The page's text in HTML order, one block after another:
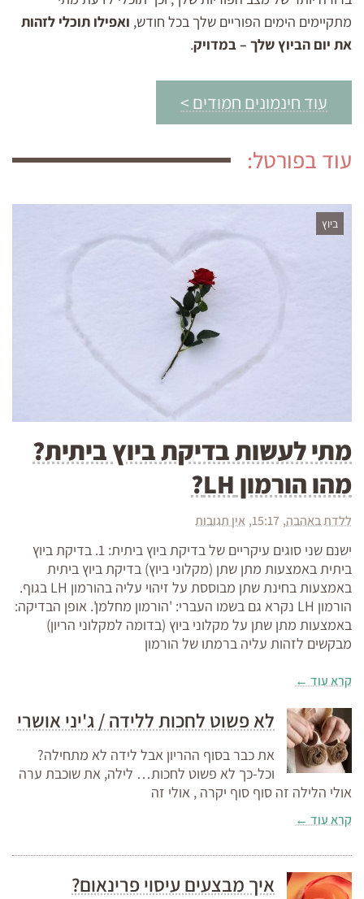
מתקיימים הימים הפוריים שלך בכל חודש, ואפילו תוכלי לזהות
את יום הביוץ שלך – במדויק.
עוד חינמונים חמודים >
עוד בפורטל:
ביוץ
מתי לעשות בדיקת ביוץ ביתית?
מהו הורמון LH?
ללדת באהבה 15:17 אין תגובות
ישנם שני סוגים עיקריים של בדיקת ביוץ ביתית: 1. בדיקת ביוץ
ביתית באמצעות מתן שתן (מקלוני ביוץ) בדיקת ביוץ ביתית
באמצעות בחינת שתן מבוססת על זיהוי עליה בהורמון LH בגוף.
הורמון LH נקרא גם בשמו העברי: 'הורמון מחלמן'. אופן הבדיקה:
באמצעות מתן שתן על מקלוני ביוץ (בדומה למקלוני הריון)
מבקשים לזהות עליה ברמתו של הורמון
קרא עוד ←
לא פשוט לחכות ללידה / ג'יני אושרי
את כבר בסוף ההריון אבל לידה לא מתחילה?
וכל-כך לא פשוט לחכות… לילה, את שוכבת ערה
אולי הלילה זה סוף סוף יקרה , אולי זה
קרא עוד ←
איך מבצעים עיסוי פרינאום?